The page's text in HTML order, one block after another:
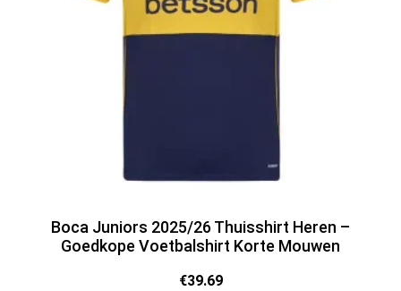
Boca Juniors 2025/26 Thuisshirt Heren –
Goedkope Voetbalshirt Korte Mouwen
€39.69